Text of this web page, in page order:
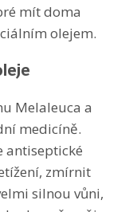
mít doma
olejem.
Melaleuca a
medicíně.
antiseptické
zmírnit
silnou vůni,